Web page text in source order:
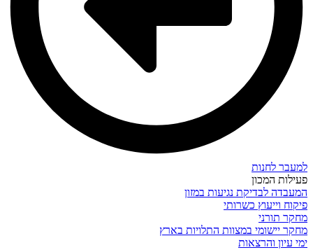
למעבר לחנות
פעילות המכון
המעבדה לבדיקת נגיעות במזון
פיקוח וייעוץ כשרותי
מחקר תורני
מחקר יישומי במצוות התלויות בארץ
ימי עיון והרצאות